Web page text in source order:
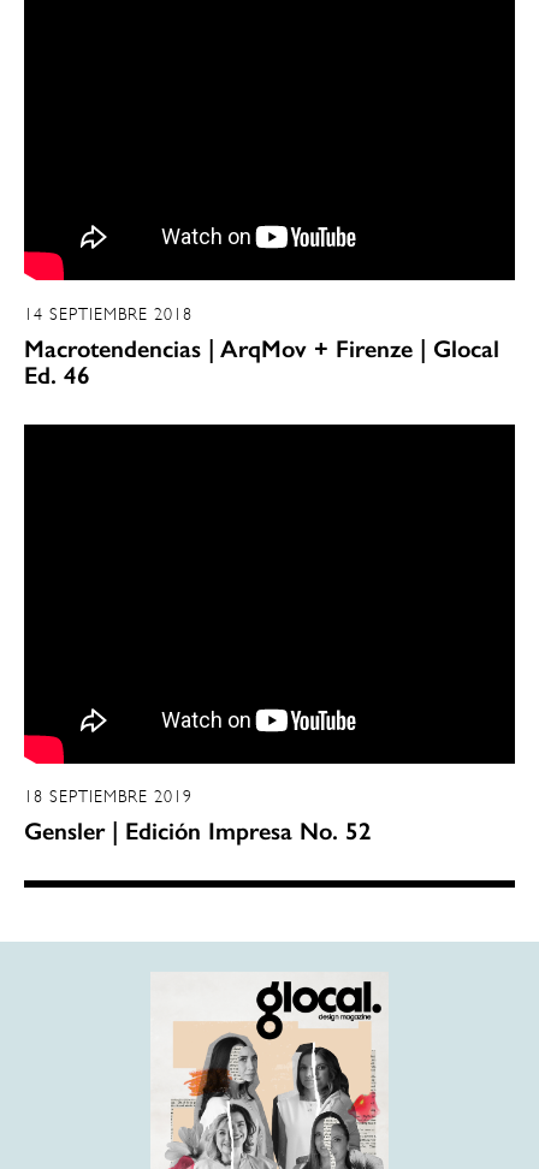
14 SEPTIEMBRE 2018
Macrotendencias | ArqMov + Firenze | Glocal
Ed. 46
18 SEPTIEMBRE 2019
Gensler | Edición Impresa No. 52